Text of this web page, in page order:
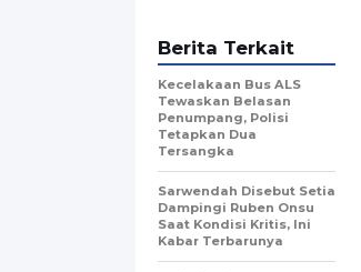
Berita Terkait
Kecelakaan Bus ALS
Tewaskan Belasan
Penumpang, Polisi
Tetapkan Dua
Tersangka
Sarwendah Disebut Setia
Dampingi Ruben Onsu
Saat Kondisi Kritis, Ini
Kabar Terbarunya